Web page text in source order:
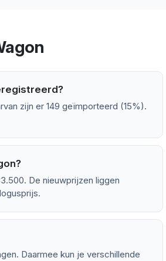
zijn er 149 geïmporteerd (15%).
De nieuwprijzen liggen
Daarmee kun je verschillende